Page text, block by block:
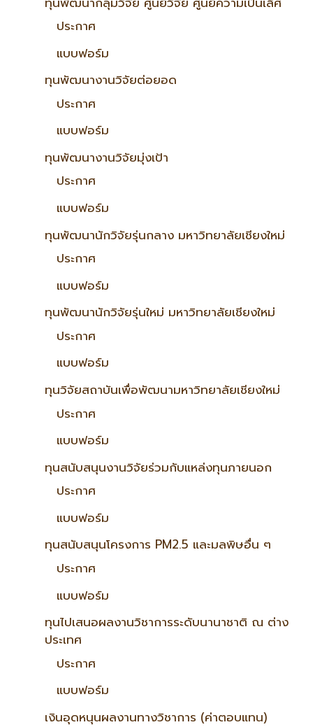
ประกาศ
แบบฟอร์ม
ทุนพัฒนางานวิจัยต่อยอด
ประกาศ
แบบฟอร์ม
ทุนพัฒนางานวิจัยมุ่งเป้า
ประกาศ
แบบฟอร์ม
ทุนพัฒนานักวิจัยรุ่นกลาง มหาวิทยาลัยเชียงใหม่
ประกาศ
แบบฟอร์ม
ทุนพัฒนานักวิจัยรุ่นใหม่ มหาวิทยาลัยเชียงใหม่
ประกาศ
แบบฟอร์ม
ทุนวิจัยสถาบันเพื่อพัฒนามหาวิทยาลัยเชียงใหม่
ประกาศ
แบบฟอร์ม
ทุนสนับสนุนงานวิจัยร่วมกับแหล่งทุนภายนอก
ประกาศ
แบบฟอร์ม
ทุนสนับสนุนโครงการ PM2.5 และมลพิษอื่น ๆ
ประกาศ
แบบฟอร์ม
ทุนไปเสนอผลงานวิชาการระดับนานาชาติ ณ ต่าง
ประเทศ
ประกาศ
แบบฟอร์ม
เงินอุดหนุนผลงานทางวิชาการ (ค่าตอบแทน)